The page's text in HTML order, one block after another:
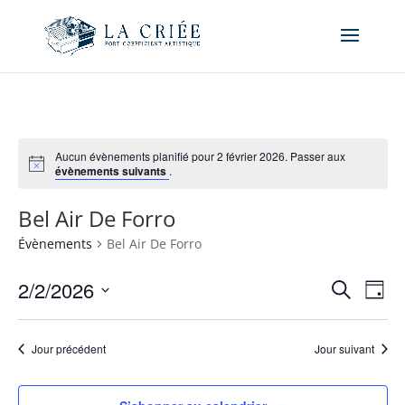
Aucun évènements planifié pour 2 février 2026. Passer aux
évènements suivants .
Bel Air De Forro
Évènements Bel Air De Forro
et
de
vues
Recherche
de
Jour
2/2/2026
date.Jour précédent Jour suivant